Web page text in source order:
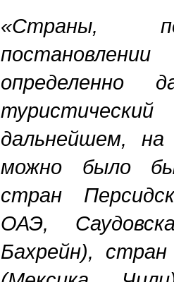
«Страны,
определенно
дальнейшем,
можно было
стран
ОАЭ,
Бахрейн),